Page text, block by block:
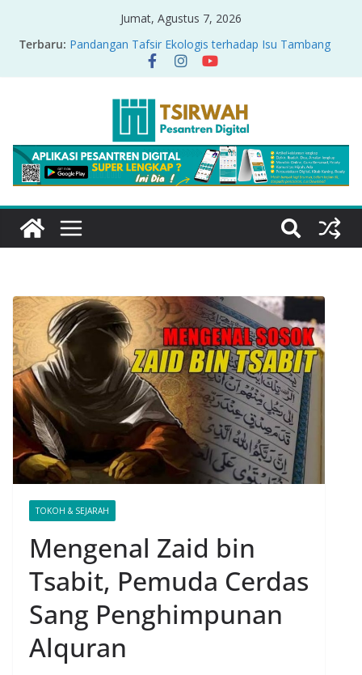
Jumat, Agustus 7, 2026
Terbaru: Pandangan Tafsir Ekologis terhadap Isu Tambang
Nikel di Raja Ampat
PRODUK RELASI KUASA-IDIOLOGI PADA TAFSIR
Sirah Nabawiyah
Oversharing dan Privasi dalam Al-Qur’an: “Ketika
Ayat Bicara Soal Curhat di Sosmed”
Menyikapi Fatherless, Kisah Lukman Menjadi
Cerminan
TOKOH & SEJARAH
Mengenal Zaid bin
Tsabit, Pemuda Cerdas
Sang Penghimpunan
Alquran